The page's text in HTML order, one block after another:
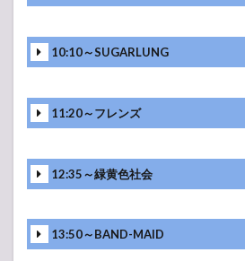
10:10～SUGARLUNG
11:20～フレンズ
12:35～緑黄色社会
13:50～BAND-MAID